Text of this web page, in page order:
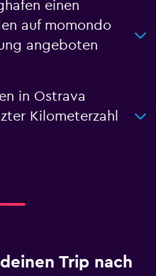
einen
auf momondo
angeboten
in Ostrava
Kilometerzahl
Trip nach